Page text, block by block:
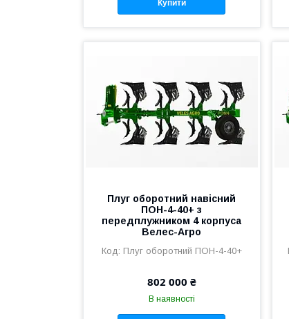
Купити
Плуг оборотний навісний
ПОН-4-40+ з
передплужником 4 корпуса
Велес-Агро
Плуг оборотний ПОН-4-40+
802 000 ₴
В наявності